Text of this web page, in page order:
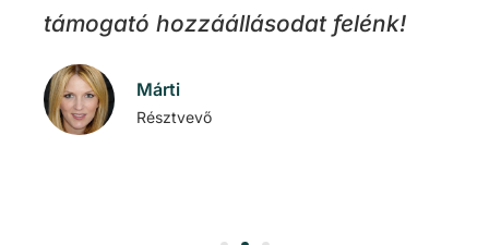
támogató hozzáállásodat felénk!
Márti
Résztvevő